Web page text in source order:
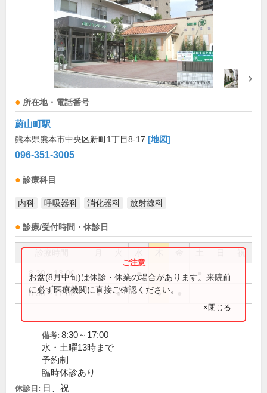
所在地・電話番号
蔚山町駅
熊本県熊本市中央区新町1丁目8-17 [地図]
096-351-3005
診療科目
内科 呼吸器科 消化器科 放射線科
診療/受付時間・休診日
祝
8:30～13:00 ●
8:30～17:00 ● ● ●
お盆(8月中旬)は休診・休業の場合があります。来院前
に必ず医療機関に直接ご確認ください。
×閉じる
備考: 8:30～17:00
水・土曜13時まで
予約制
臨時休診あり
休診日: 日、祝